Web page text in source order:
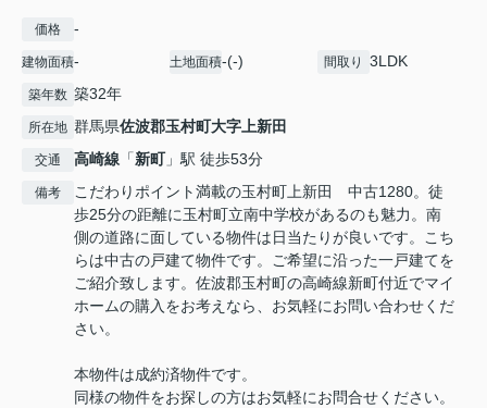
価格 -
建物面積- 土地面積-(-) 間取り 3LDK
築年数 築32年
所在地 群馬県佐波郡玉村町大字上新田
交通 高崎線 「新町」駅 徒歩53分
備考
こだわりポイント満載の玉村町上新田 中古1280。徒
歩25分の距離に玉村町立南中学校があるのも魅力。南
側の道路に面している物件は日当たりが良いです。こち
らは中古の戸建て物件です。ご希望に沿った一戸建てを
ご紹介致します。佐波郡玉村町の高崎線新町付近でマイ
ホームの購入をお考えなら、お気軽にお問い合わせくだ
さい。
本物件は成約済物件です。
同様の物件をお探しの方はお気軽にお問合せください。